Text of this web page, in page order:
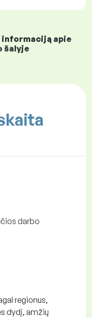
informaciją apie
šalyje
darbo
regionus,
dydį, amžių